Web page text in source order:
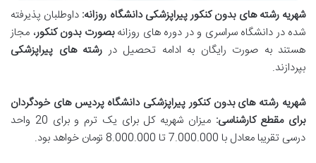
شهریه رشته های بدون کنکور پیراپزشکی دانشگاه روزانه: داوطلبان پذیرفته
شده در دانشگاه سراسری و در دوره های روزانهبصورت بدون کنکور، مجاز
هستند به صورت رایگان به ادامه تحصیل در رشته های پیراپزشکی
بپردازند.
شهریه رشته های بدون کنکور پیراپزشکی دانشگاه پردیس های خودگردان
برای مقطع کارشناسی:
میزان شهریه کل برای یک ترم و برای 20 واحد
درسی تقریبا معادل با 7.000.000 تا 8.000.000 تومان خواهد بود.